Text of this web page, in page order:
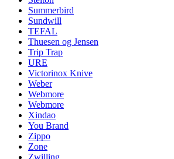
Summerbird
Sundwill
TEFAL
Thuesen og Jensen
Trip Trap
URE
Victorinox Knive
Weber
Webmore
Webmore
Xindao
You Brand
Zippo
Zone
Zwilling